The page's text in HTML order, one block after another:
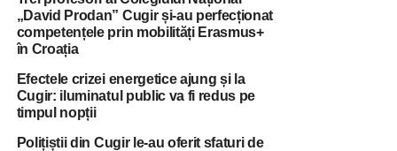
„David Prodan” Cugir și-au perfecționat
competențele prin mobilități Erasmus+
în Croația
Efectele crizei energetice ajung și la
Cugir: iluminatul public va fi redus pe
timpul nopții
Polițiștii din Cugir le-au oferit sfaturi de